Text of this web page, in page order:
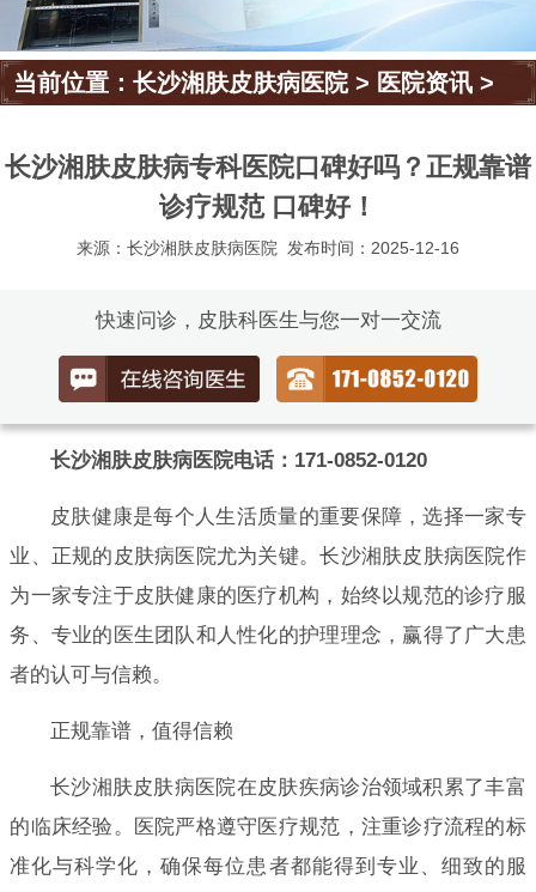
当前位置：长沙湘肤皮肤病医院> 医院资讯 >
长沙湘肤皮肤病专科医院口碑好吗？正规靠谱
诊疗规范 口碑好！
来源：长沙湘肤皮肤病医院 发布时间：2025-12-16
快速问诊，皮肤科医生与您一对一交流
长沙湘肤皮肤病医院电话：171-0852-0120
皮肤健康是每个人生活质量的重要保障，选择一家专
业、正规的皮肤病医院尤为关键。长沙湘肤皮肤病医院作
为一家专注于皮肤健康的医疗机构，始终以规范的诊疗服
务、专业的医生团队和人性化的护理理念，赢得了广大患
者的认可与信赖。
正规靠谱，值得信赖
长沙湘肤皮肤病医院在皮肤疾病诊治领域积累了丰富
的临床经验。医院严格遵守医疗规范，注重诊疗流程的标
准化与科学化，确保每位患者都能得到专业、细致的服